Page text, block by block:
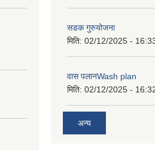
सडक गुरुयोजना
मिति: 02/12/2025 -
वास पलानWash plan
मिति: 02/12/2025 -
अन्य